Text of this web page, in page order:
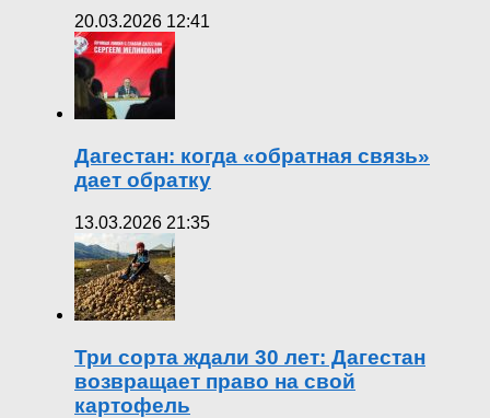
20.03.2026 12:41
Дагестан: когда «обратная связь»
дает обратку
13.03.2026 21:35
Три сорта ждали 30 лет: Дагестан
возвращает право на свой
картофель